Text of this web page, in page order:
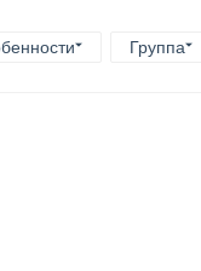
Группа